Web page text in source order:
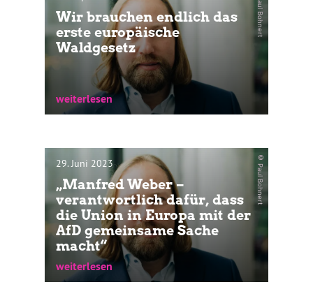
© Paul Bohnert
Wir brauchen endlich das
erste europäische
Waldgesetz
weiterlesen
und Anna Deparnay-Grunenberg fordern
die EU-Kommission auf,...
weiterlesen
© Paul Bohnert
29. Juni 2023
„Manfred Weber –
verantwortlich dafür, dass
die Union in Europa mit der
AfD gemeinsame Sache
macht“
weiterlesen